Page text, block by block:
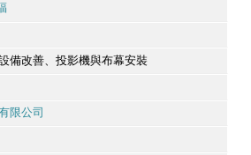
備改善、投影機與布幕安裝
限公司